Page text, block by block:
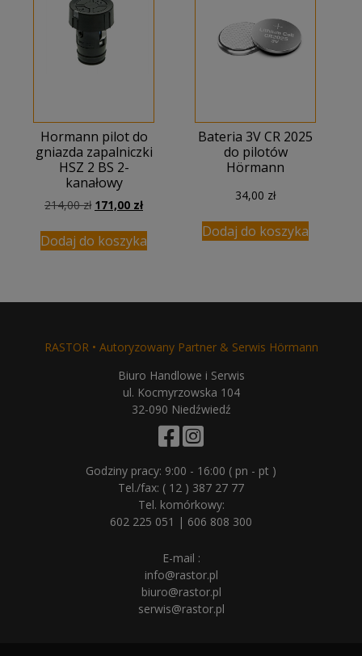
Hormann pilot do
gniazda zapalniczki
HSZ 2 BS 2-
kanałowy
214,00zł Pierwotna
wynosiła:
214,00 zł.
171,00 złAktualna
wynosi:
171,00 zł.
Dodaj do koszyka
Bateria 3V CR 2025
do pilotów
Hörmann
34,00 zł
Dodaj do koszyka
RASTOR • Autoryzowany Partner & Serwis Hörmann
Biuro Handlowe i Serwis
ul. Kocmyrzowska 104
32-090 Niedźwiedź
Godziny pracy: 9:00 - 16:00 ( pn - pt )
Tel./fax: ( 12 ) 387 27 77
Tel. komórkowy:
602 225 051 | 606 808 300
E-mail :
info@rastor.pl
biuro@rastor.pl
serwis@rastor.pl